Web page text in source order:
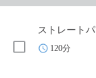
ストレート
120分